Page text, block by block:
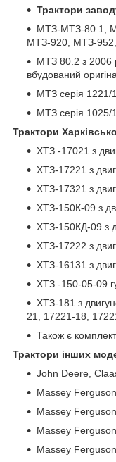
Трактори
МТЗ-МТЗ-80.1,
МТЗ-920, МТЗ-
МТЗ 80.2 з 2006
вбудований
МТЗ серія 1221/
МТЗ серія 1025/
Трактори
ХТЗ -17021 з
ХТЗ-17221 з
ХТЗ-17321 з
ХТЗ-150К-09 з
ХТЗ-150КД-09 з
ХТЗ-17222 з
ХТЗ-16131 з
ХТЗ -150-05-09
ХТЗ-181 з
21, 17221-18,
Також є
Трактори інших
John Deere,
Massey
Massey
Massey
Massey